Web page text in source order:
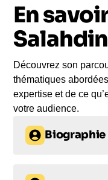
Le jour de la
rend sur votre
parole
En
Découvrez son
thématiques
expertise et de ce
votre audience.
Biographie